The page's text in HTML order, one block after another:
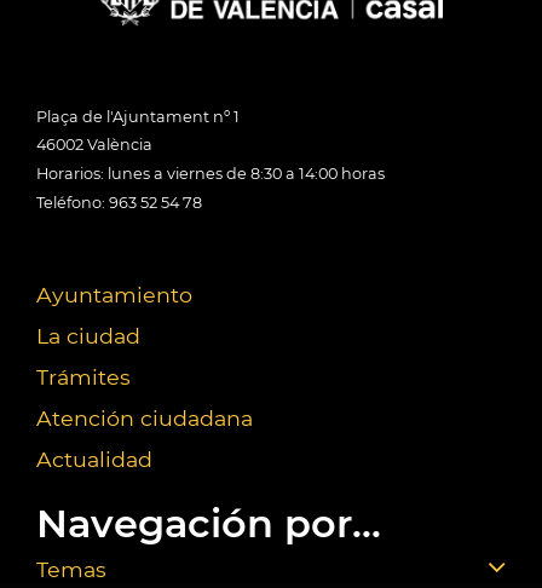
Plaça de l'Ajuntament nº 1
46002 València
Horarios: lunes a viernes de 8:30 a 14:00 horas
Teléfono: 963 52 54 78
Ayuntamiento
La ciudad
Trámites
Atención ciudadana
Actualidad
Navegación por...
Temas